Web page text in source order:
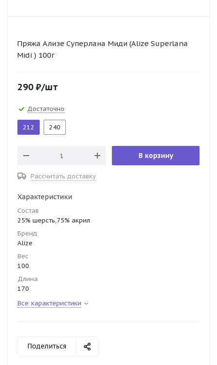
Пряжа Ализе Суперлана Миди (Alize Superlana
Midi ) 100г
290 ₽/шт
Достаточно
212 240
В корзину
Рассчитать доставку
Характеристики
Состав
25% шерсть,75% акрил
Бренд
Alize
Вес
100
Длина
170
Все характеристики
Поделиться